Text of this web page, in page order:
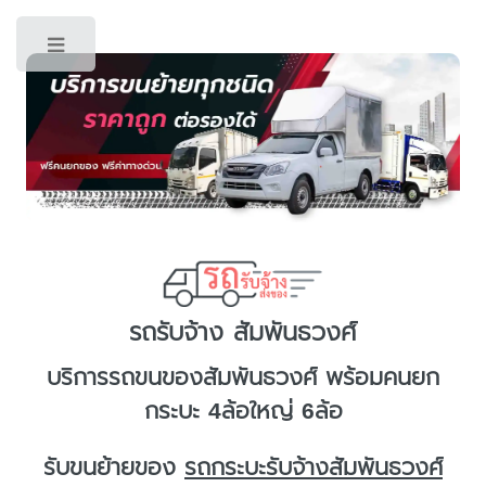
รถรับจ้าง สัมพันธวงศ์
บริการรถขนของสัมพันธวงศ์พร้อมคนยก
กระบะ 4ล้อใหญ่ 6ล้อ
รับขนย้ายของ รถกระบะรับจ้างสัมพันธวงศ์
Toggle